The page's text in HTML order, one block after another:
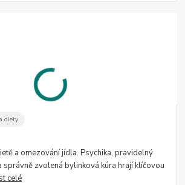
diety
a omezování jídla. Psychika, pravidelný
správně zvolená bylinková kúra hrají klíčovou
celé